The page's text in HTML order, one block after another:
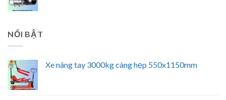
NỔI BẬT
Xe nâng tay 3000kg càng hẹp 550x1150mm